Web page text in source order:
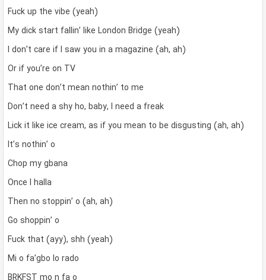
Fuck up the vibe (yeah)
My dick start fallin’ like London Bridge (yeah)
I don’t care if I saw you in a magazine (ah, ah)
Or if you’re on TV
That one don’t mean nothin’ to me
Don’t need a shy ho, baby, I need a freak
Lick it like ice cream, as if you mean to be disgusting (ah, ah)
It’s nothin’ o
Chop my gbana
Once I halla
Then no stoppin’ o (ah, ah)
Go shoppin’ o
Fuck that (ayy), shh (yeah)
Mi o fa’gbo lo rado
BRKFST mo n fa o